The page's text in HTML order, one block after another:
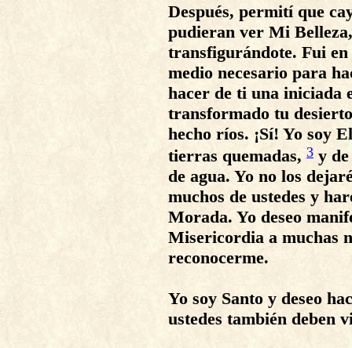
Después, permití que
pudieran ver Mi
transfigurándote. Fui
medio necesario para
hacer de ti una iniciada
transformado tu
hecho ríos. ¡Sí! Yo soy
tierras quemadas, 3 y
de agua. Yo no los
muchos de ustedes y
Morada. Yo deseo
Misericordia a muchas
reconocerme.
Yo soy Santo y deseo
ustedes también deben